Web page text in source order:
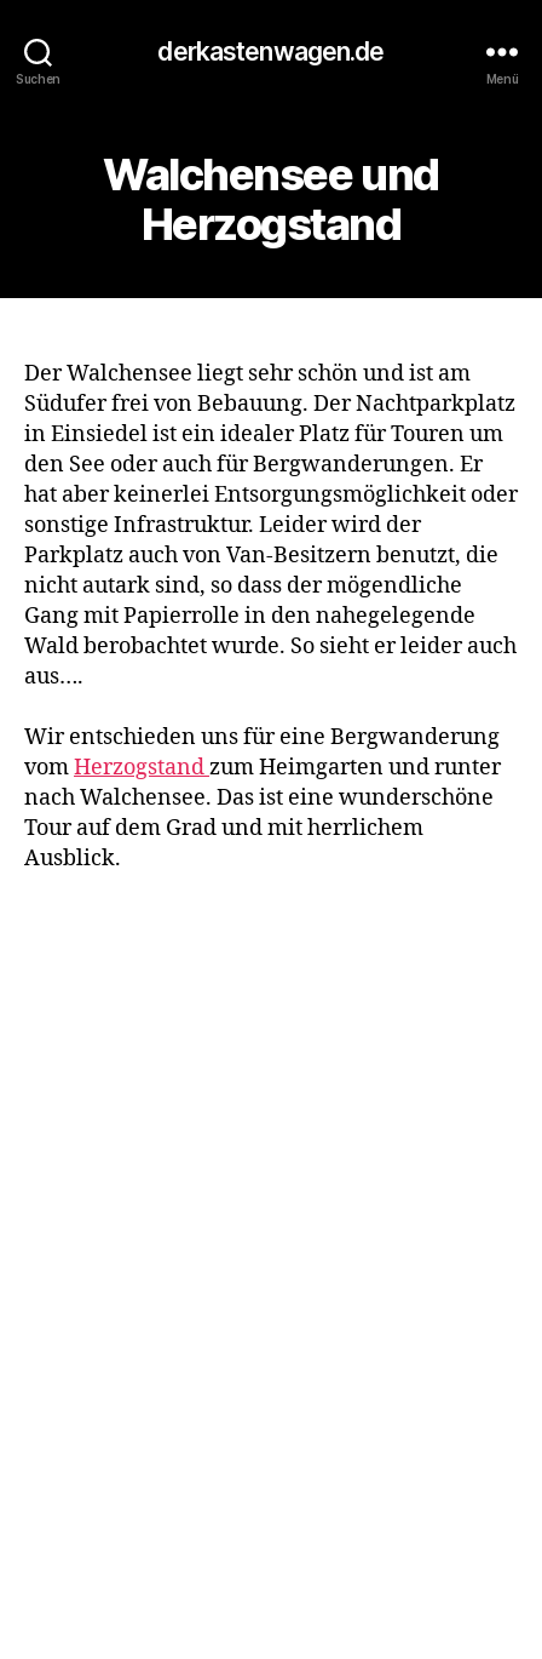
Suchen
derkastenwagen.de
Menü
Walchensee und
Herzogstand
Der Walchensee liegt sehr schön und ist am
Südufer frei von Bebauung. Der Nachtparkplatz
in Einsiedel ist ein idealer Platz für Touren um
den See oder auch für Bergwanderungen. Er
hat aber keinerlei Entsorgungsmöglichkeit oder
sonstige Infrastruktur. Leider wird der
Parkplatz auch von Van-Besitzern benutzt, die
nicht autark sind, so dass der mögendliche
Gang mit Papierrolle in den nahegelegende
Wald berobachtet wurde. So sieht er leider auch
aus….
Wir entschieden uns für eine Bergwanderung
vomHerzogstandzum Heimgarten und runter
nach Walchensee. Das ist eine wunderschöne
Tour auf dem Grad und mit herrlichem
Ausblick.